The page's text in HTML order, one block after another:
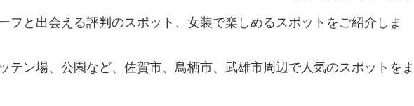
フと出会える評判のスポット、女装で楽しめるスポットをご紹介しま
テン場、公園など、佐賀市、鳥栖市、武雄市周辺で人気のスポットをま